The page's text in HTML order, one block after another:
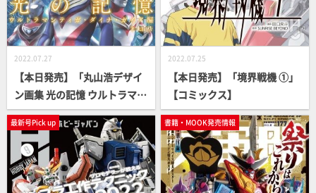
2022.07.27
【本日発売】「丸山浩デザイ
ン画集 光の記憶 ウルトラマン
ティガ・ダイナ・ガイア編」
【特撮ヒーロー】
2022.07.25
【本日発売】「境界戦機 ①」
【コミックス】
最新号Pick up 書籍・MOOK発売情報